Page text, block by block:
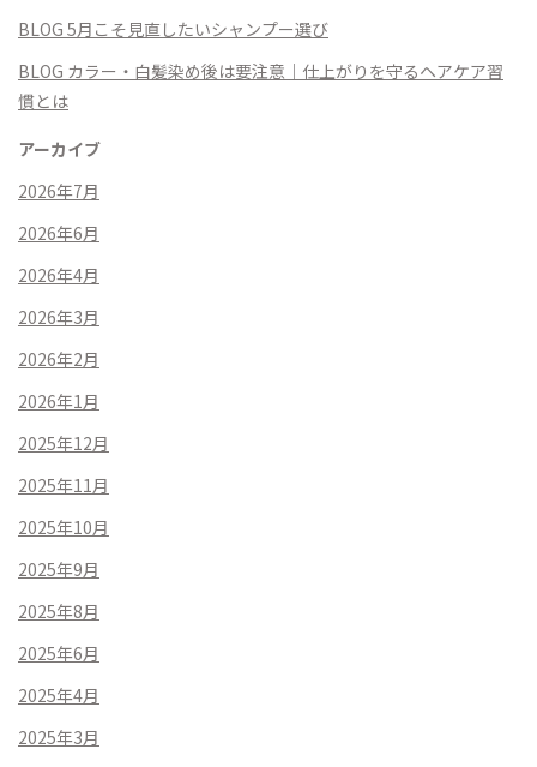
BLOG 5月こそ見直したいシャンプー選び
BLOG カラー・白髪染め後は要注意｜仕上がりを守るヘアケア習
慣とは
アーカイブ
2026年7月
2026年6月
2026年4月
2026年3月
2026年2月
2026年1月
2025年12月
2025年11月
2025年10月
2025年9月
2025年8月
2025年6月
2025年4月
2025年3月